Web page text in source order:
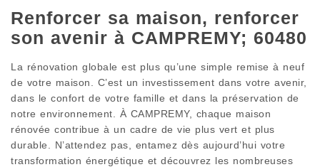
Renforcer sa maison, renforcer
son avenir à CAMPREMY; 60480
La rénovation globale est plus qu’une simple remise à neuf
de votre maison. C’est un investissement dans votre avenir,
dans le confort de votre famille et dans la préservation de
notre environnement. À CAMPREMY, chaque maison
rénovée contribue à un cadre de vie plus vert et plus
durable. N’attendez pas, entamez dès aujourd’hui votre
transformation énergétique et découvrez les nombreuses